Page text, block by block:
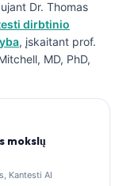
Dr. Thomas
dirbtinio
, įskaitant prof.
MD, PhD,
mokslų
Kantesti AI